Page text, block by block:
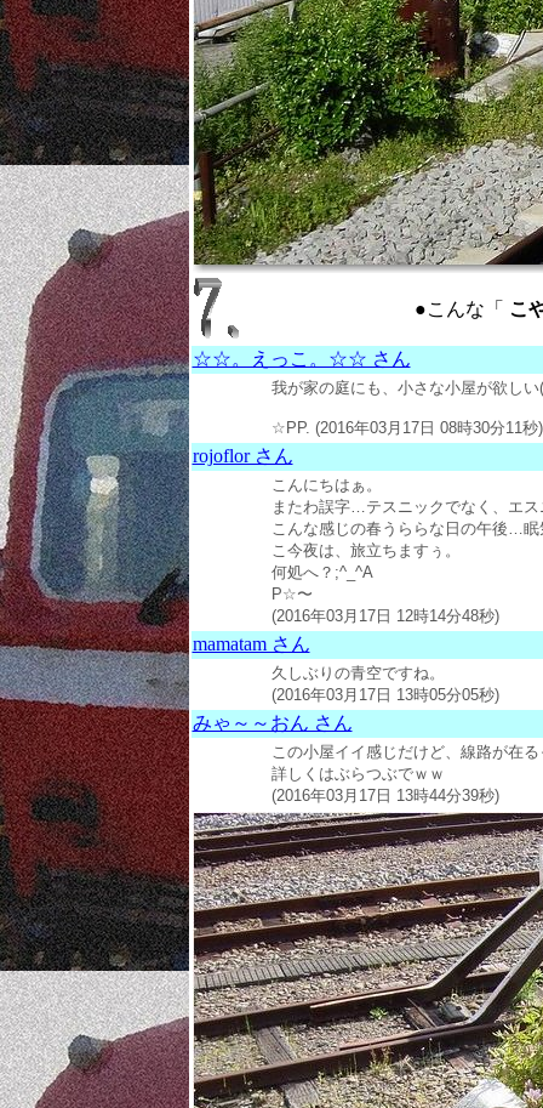
●こんな「 こ
☆☆。えっこ。☆☆ さん
我が家の庭にも、小さな小屋が欲しい
☆PP. (2016年03月17日 08時30分11秒)
rojoflor さん
こんにちはぁ。
またわ誤字…テスニックでなく、エ
こんな感じの春うららな日の午後…眠
こ今夜は、旅立ちますぅ。
何処へ？;^_^A
P☆〜
(2016年03月17日 12時14分48秒)
mamatam さん
久しぶりの青空ですね。
(2016年03月17日 13時05分05秒)
みゃ～～おん さん
この小屋イイ感じだけど、線路が在
詳しくはぶらつぶでｗｗ
(2016年03月17日 13時44分39秒)